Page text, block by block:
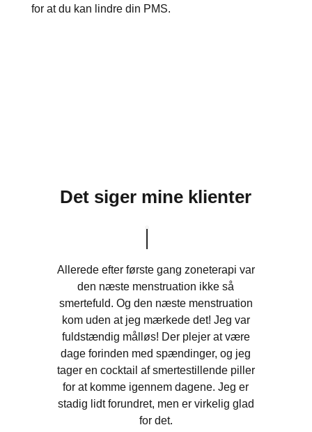
for at du kan lindre din PMS.
Det siger mine klienter
Allerede efter første gang zoneterapi var
den næste menstruation ikke så
smertefuld. Og den næste menstruation
kom uden at jeg mærkede det! Jeg var
fuldstændig målløs! Der plejer at være
dage forinden med spændinger, og jeg
tager en cocktail af smertestillende piller
for at komme igennem dagene. Jeg er
stadig lidt forundret, men er virkelig glad
for det.